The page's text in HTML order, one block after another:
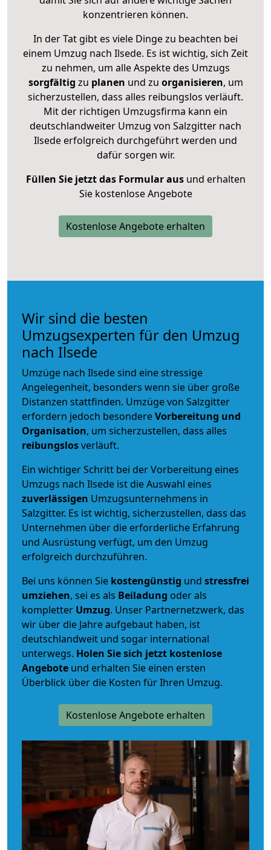
konzentrieren können.
In der Tat gibt es viele Dinge zu beachten bei
einem Umzug nach Ilsede. Es ist wichtig, sich Zeit
zu nehmen, um alle Aspekte des Umzugs
sorgfältig zu planen und zu organisieren, um
sicherzustellen, dass alles reibungslos verläuft.
Mit der richtigen Umzugsfirma kann ein
deutschlandweiter Umzug von Salzgitter nach
Ilsede erfolgreich durchgeführt werden und
dafür sorgen wir.
Füllen Sie jetzt das Formular ausund erhalten
Sie kostenlose Angebote
Kostenlose Angebote erhalten
Wir sind die besten
Umzugsexperten für den Umzug
nach Ilsede
Umzüge nach Ilsede sind eine stressige
Angelegenheit, besonders wenn sie über große
Distanzen stattfinden. Umzüge von Salzgitter
erfordern jedoch besondereVorbereitung und
Organisation, um sicherzustellen, dass alles
reibungslosverläuft.
Ein wichtiger Schritt bei der Vorbereitung eines
Umzugs nach Ilsede ist die Auswahl eines
zuverlässigen Umzugsunternehmens in
Salzgitter. Es ist wichtig, sicherzustellen, dass das
Unternehmen über die erforderliche Erfahrung
und Ausrüstung verfügt, um den Umzug
erfolgreich durchzuführen.
Bei uns können Sie kostengünstig und stressfrei
umziehen, sei es als Beiladung oder als
kompletter Umzug. Unser Partnernetzwerk, das
wir über die Jahre aufgebaut haben, ist
deutschlandweit und sogar international
unterwegs. Holen Sie sich jetzt kostenlose
Angebote und erhalten Sie einen ersten
Überblick über die Kosten für Ihren Umzug.
Kostenlose Angebote erhalten